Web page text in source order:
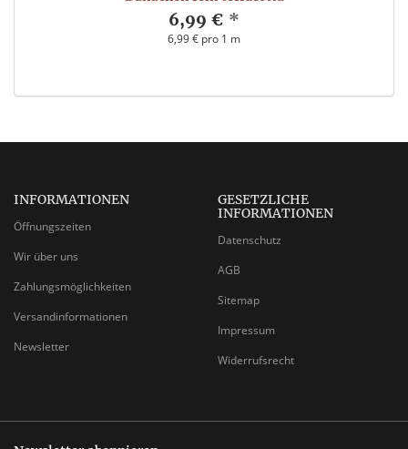
6,99 € *
6,99 € pro 1 m
INFORMATIONEN
Öffnungszeiten
Wir über uns
Zahlungsmöglichkeiten
Versandinformationen
Newsletter
GESETZLICHE
INFORMATIONEN
Datenschutz
AGB
Sitemap
Impressum
Widerrufsrecht